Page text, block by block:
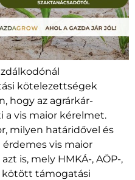
kötelezettségek
hogy az agrárkár-
vis maior kérelmet.
milyen határidővel és
vis maior
is, mely HMKÁ-, AÖP-,
kötött támogatási